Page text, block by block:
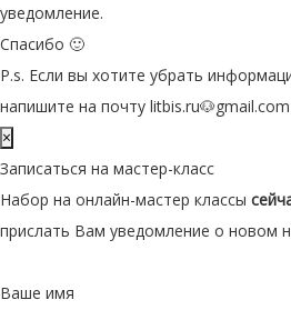
уведомление.
Спасибо 🙂
P.s. Если вы хотите убрать
напишите на почту litbis.ru🐶gmail.com
×
Записаться на мастер-класс
Набор на онлайн-мастер классы
прислать Вам уведомление о новом
Ваше имя